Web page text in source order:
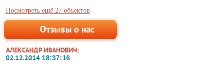
Посмотреть ещё 27 объектов
Отзывы о нас
АЛЕКСАНДР ИВАНОВИЧ:
02.12.2014 18:37:16